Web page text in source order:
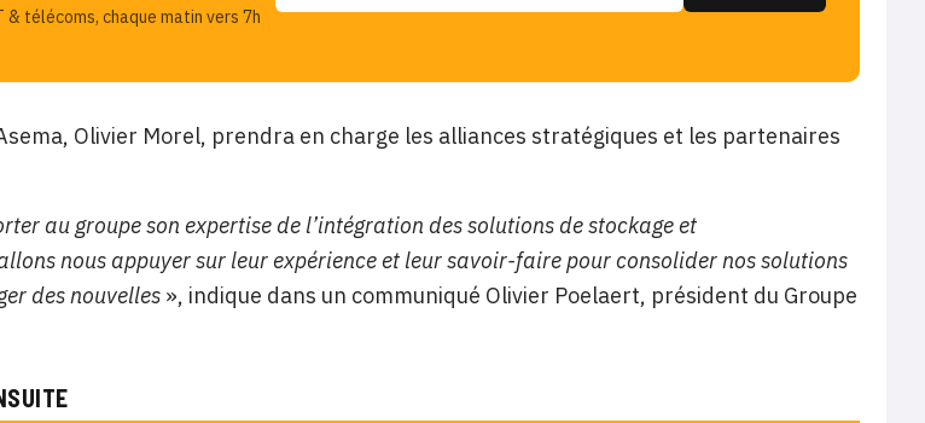
télécoms, chaque matin vers 7h
Olivier Morel, prendra en charge les alliances stratégiques et les partenaires
au groupe son expertise de l’intégration des solutions de stockage et
nous appuyer sur leur expérience et leur savoir-faire pour consolider nos solutions
des nouvelles », indique dans un communiqué Olivier Poelaert, président du Groupe